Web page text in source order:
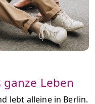
Leben
lebt alleine in Berlin.